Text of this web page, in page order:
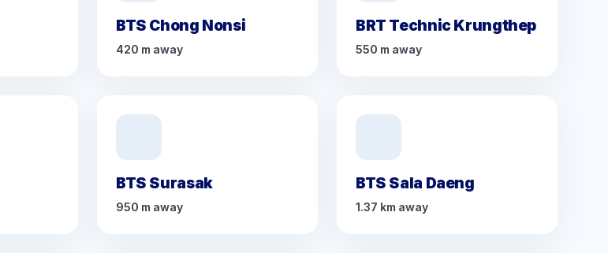
BTS Chong Nonsi
420 m away
BRT Technic Krungthep
550 m away
BTS Surasak
950 m away
BTS Sala Daeng
1.37 km away